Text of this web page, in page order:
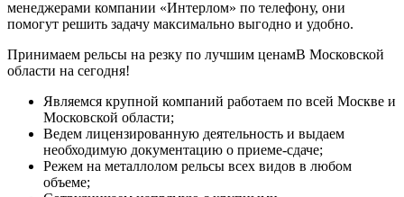
менеджерами компании «Интерлом» по телефону, они
помогут решить задачу максимально выгодно и удобно.
Принимаем рельсы на резку по лучшим ценамВ Московской
области на сегодня!
Являемся крупной компаний работаем по всей Москве и
Московской области;
Ведем лицензированную деятельность и выдаем
необходимую документацию о приеме-сдаче;
Режем на металлолом рельсы всех видов в любом
объеме;